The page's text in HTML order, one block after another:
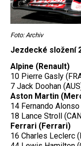
Foto: Archiv
Jezdecké složení
Alpine (Renault)
10 Pierre Gasly
7 Jack Doohan
Aston Martin
14 Fernando Alonso
18 Lance Stroll
Ferrari (Ferrari)
16 Charles Leclerc